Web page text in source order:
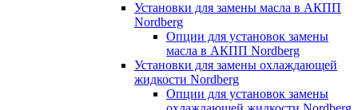
Установки для замены масла в АКПП
Nordberg
Опции для установок замены
масла в АКПП Nordberg
Установки для замены охлаждающей
жидкости Nordberg
Опции для установок замены